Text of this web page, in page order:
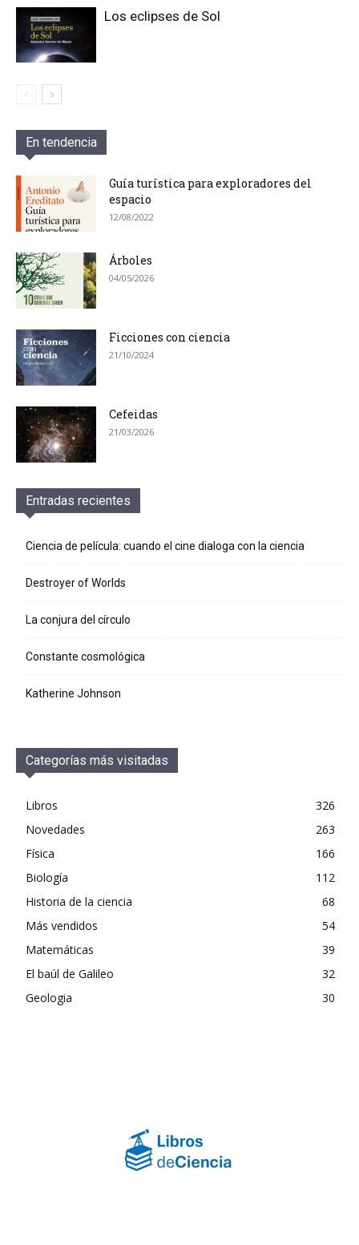
Los eclipses de Sol
En tendencia
Guía turística para exploradores del
espacio
12/08/2022
Árboles
04/05/2026
Ficciones con ciencia
21/10/2024
Cefeidas
21/03/2026
Entradas recientes
Ciencia de película: cuando el cine dialoga con la ciencia
Destroyer of Worlds
La conjura del círculo
Constante cosmológica
Katherine Johnson
Categorías más visitadas
Libros
326
Novedades
263
Física
166
Biología
112
Historia de la ciencia
68
Más vendidos
54
Matemáticas
39
El baúl de Galileo
32
Geologia
30